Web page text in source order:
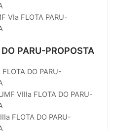
VIa FLOTA PARU-
PARU-PROPOSTA
DO PARU-
VIIIa FLOTA DO PARU-
FLOTA DO PARU-